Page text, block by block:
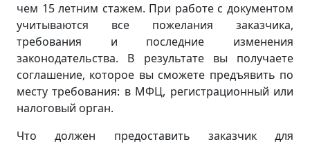
чем 15 летним стажем. При работе с документом
учитываются все пожелания заказчика,
требования и последние изменения
законодательства. В результате вы получаете
соглашение, которое вы сможете предъявить по
месту требования: в МФЦ, регистрационный или
налоговый орган.
Что должен предоставить заказчик для